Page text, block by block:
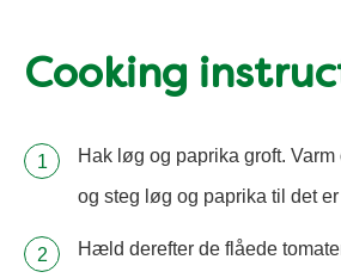
Cooking
Hak løg og paprika groft.
og steg løg og paprika til det
Hæld derefter de flåede